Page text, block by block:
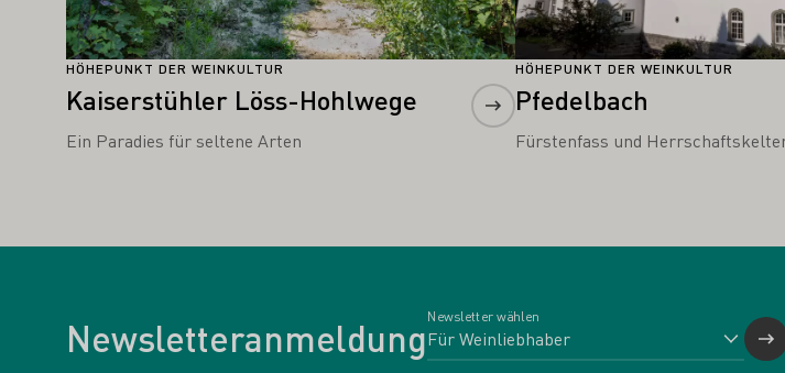
HÖHEPUNKT DER WEINKULTUR
Kaiserstühler Löss-Hohlwege
Ein Paradies für seltene Arten
HÖHEPUNKT DER WEINKULTUR
Pfedelbach
Fürstenfass und
Newsletteranmeldung
Newsletter wählen